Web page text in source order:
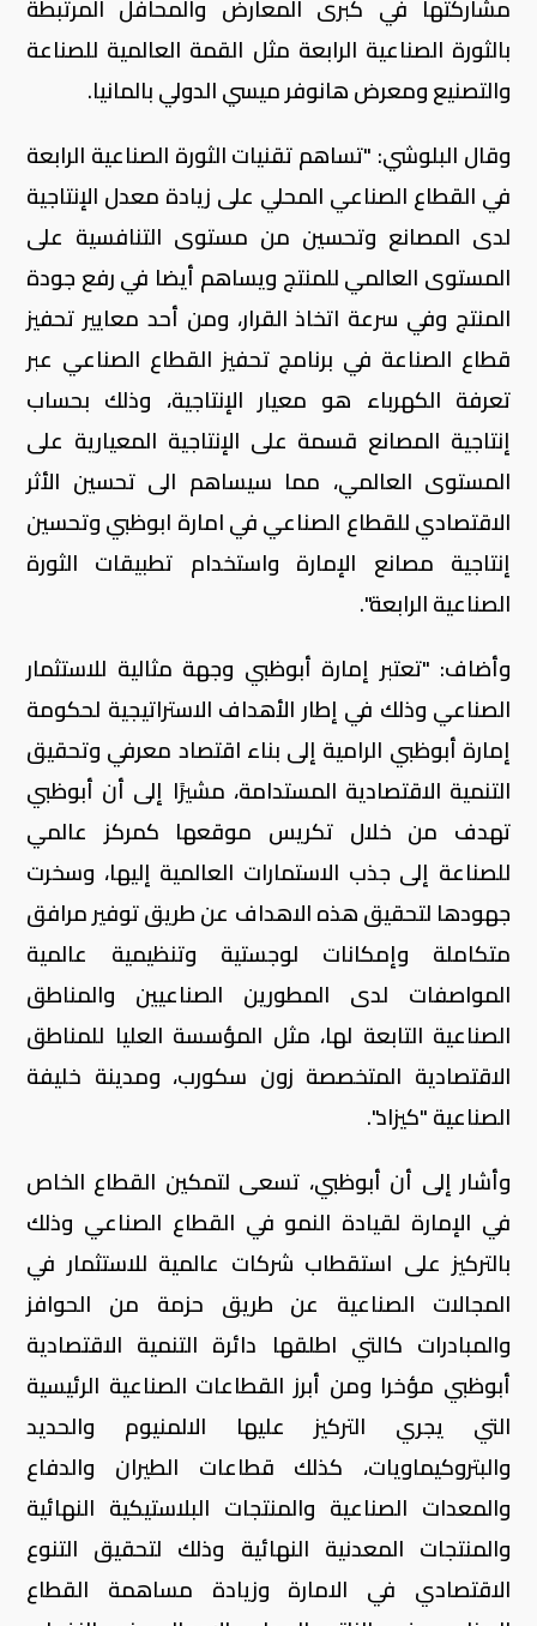
مشاركتها في كبرى المعارض والمحافل المرتبطة
بالثورة الصناعية الرابعة مثل القمة العالمية للصناعة
والتصنيع ومعرض هانوفر ميسي الدولي بالمانيا.
وقال البلوشي: "تساهم تقنيات الثورة الصناعية الرابعة
في القطاع الصناعي المحلي على زيادة معدل الإنتاجية
لدى المصانع وتحسين من مستوى التنافسية على
المستوى العالمي للمنتج ويساهم أيضا في رفع جودة
المنتج وفي سرعة اتخاذ القرار، ومن أحد معايير تحفيز
قطاع الصناعة في برنامج تحفيز القطاع الصناعي عبر
تعرفة الكهرباء هو معيار الإنتاجية، وذلك بحساب
إنتاجية المصانع قسمة على الإنتاجية المعيارية على
المستوى العالمي، مما سيساهم الى تحسين الأثر
الاقتصادي للقطاع الصناعي في امارة ابوظبي وتحسين
إنتاجية مصانع الإمارة واستخدام تطبيقات الثورة
الصناعية الرابعة".
وأضاف: "تعتبر إمارة أبوظبي وجهة مثالية للاستثمار
الصناعي وذلك في إطار الأهداف الاستراتيجية لحكومة
إمارة أبوظبي الرامية إلى بناء اقتصاد معرفي وتحقيق
التنمية الاقتصادية المستدامة، مشيرًا إلى أن أبوظبي
تهدف من خلال تكريس موقعها كمركز عالمي
للصناعة إلى جذب الاستمارات العالمية إليها، وسخرت
جهودها لتحقيق هذه الاهداف عن طريق توفير مرافق
متكاملة وإمكانات لوجستية وتنظيمية عالمية
المواصفات لدى المطورين الصناعيين والمناطق
الصناعية التابعة لها، مثل المؤسسة العليا للمناطق
الاقتصادية المتخصصة زون سكورب، ومدينة خليفة
الصناعية "كيزاد".
وأشار إلى أن أبوظبي، تسعى لتمكين القطاع الخاص
في الإمارة لقيادة النمو في القطاع الصناعي وذلك
بالتركيز على استقطاب شركات عالمية للاستثمار في
المجالات الصناعية عن طريق حزمة من الحوافز
والمبادرات كالتي اطلقها دائرة التنمية الاقتصادية
أبوظبي مؤخرا ومن أبرز القطاعات الصناعية الرئيسية
التي يجري التركيز عليها الالمنيوم والحديد
والبتروكيماويات، كذلك قطاعات الطيران والدفاع
والمعدات الصناعية والمنتجات البلاستيكية النهائية
والمنتجات المعدنية النهائية وذلك لتحقيق التنوع
الاقتصادي في الامارة وزيادة مساهمة القطاع